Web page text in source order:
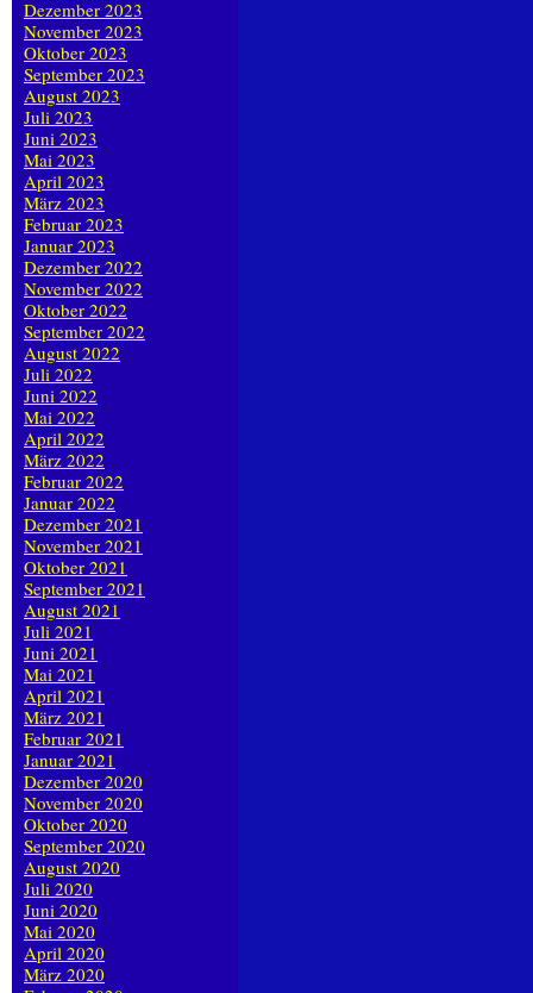
Dezember 2023
November 2023
Oktober 2023
September 2023
August 2023
Juli 2023
Juni 2023
Mai 2023
April 2023
März 2023
Februar 2023
Januar 2023
Dezember 2022
November 2022
Oktober 2022
September 2022
August 2022
Juli 2022
Juni 2022
Mai 2022
April 2022
März 2022
Februar 2022
Januar 2022
Dezember 2021
November 2021
Oktober 2021
September 2021
August 2021
Juli 2021
Juni 2021
Mai 2021
April 2021
März 2021
Februar 2021
Januar 2021
Dezember 2020
November 2020
Oktober 2020
September 2020
August 2020
Juli 2020
Juni 2020
Mai 2020
April 2020
März 2020